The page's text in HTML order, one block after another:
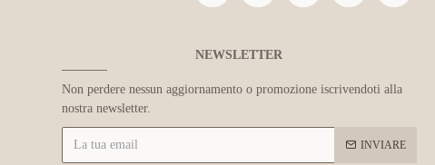
NEWSLETTER
Non perdere nessun aggiornamento o promozione iscrivendoti alla
nostra newsletter.
INVIARE